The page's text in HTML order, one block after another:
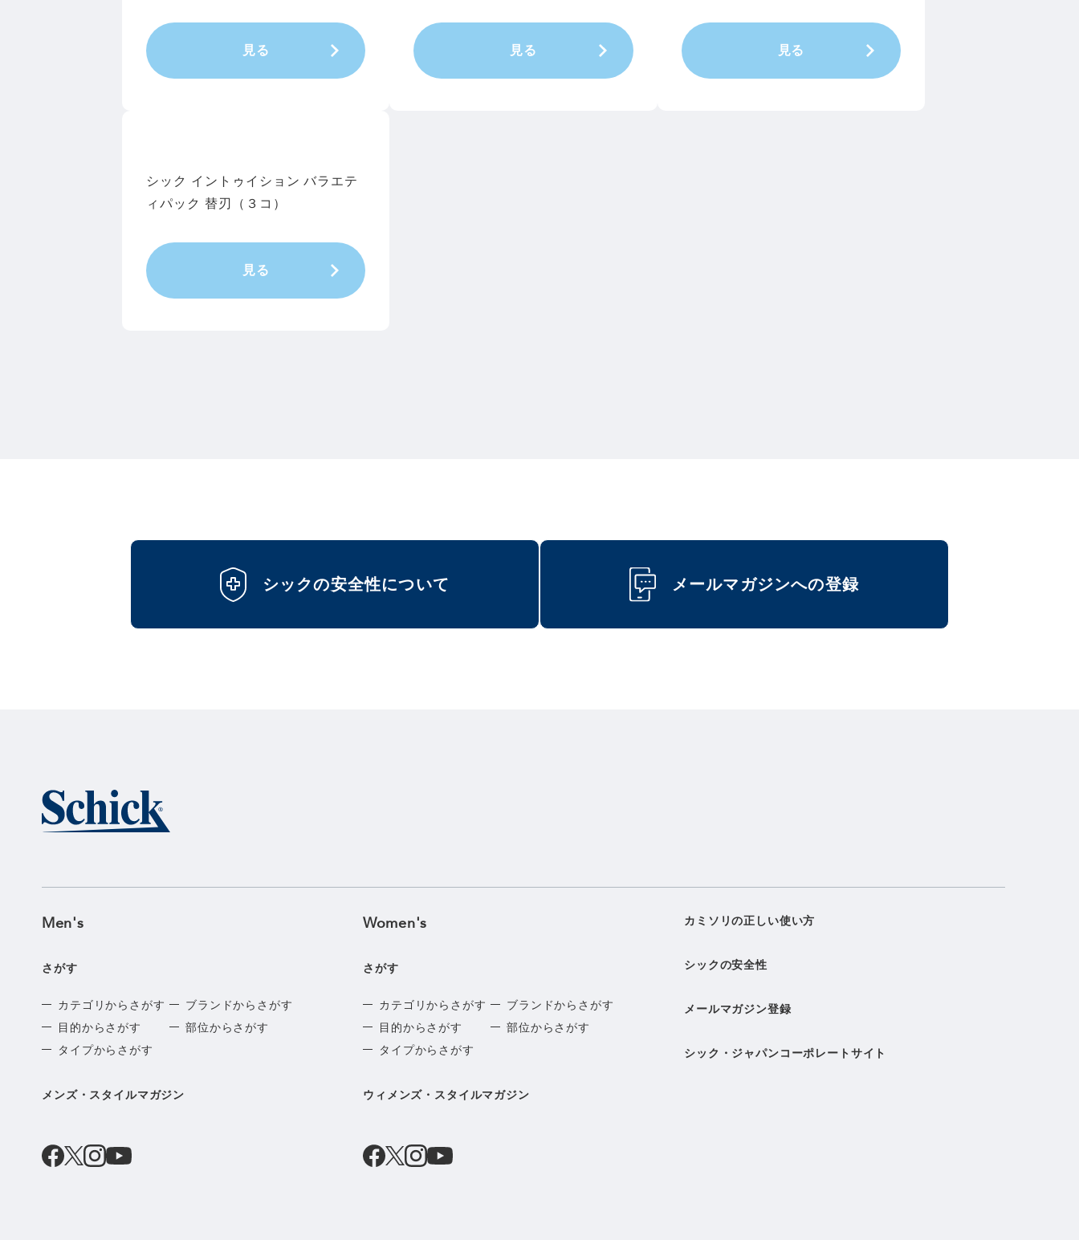
見る 見る 見る
シック イントゥイション バラエテ
ィパック 替刃（３コ）
見る
シックの安全性について メールマガジンへの登録
Men's
さがす
カテゴリからさがす
ブランドからさがす
目的からさがす
部位からさがす
タイプからさがす
メンズ・スタイルマガジン
Women's
さがす
カテゴリからさがす
ブランドからさがす
目的からさがす
部位からさがす
タイプからさがす
ウィメンズ・スタイルマガジン
カミソリの正しい使い方
シックの安全性
メールマガジン登録
シック・ジャパンコーポレートサイト